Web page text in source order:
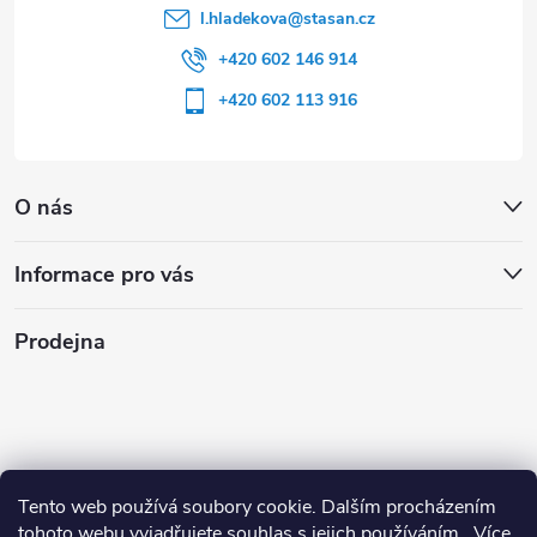
Tento web používá soubory cookie. Dalším procházením
O nás
Informace pro vás
l.hladekova@stasan.cz
+420 602 146 914
+420 602 113 916
Prodejna